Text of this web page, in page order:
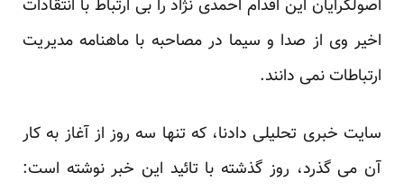
اصولگرایان این اقدام احمدی نژاد را بی ارتباط با انتقادات
اخیر وی از صدا و سیما در مصاحبه با ماهنامه مدیریت
ارتباطات نمی دانند.
سایت خبری تحلیلی دادنا، که تنها سه روز از آغاز به کار
آن می گذرد، روز گذشته با تائید این خبر نوشته است: